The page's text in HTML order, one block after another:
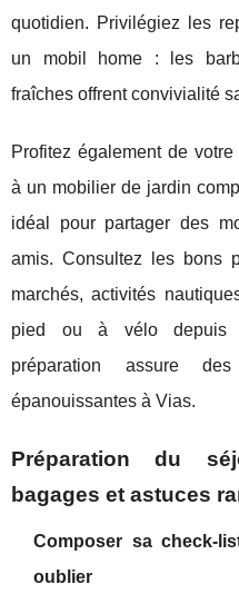
quotidien. Privilégiez les
un mobil home : les
fraîches offrent convivialité
Profitez également de
à un mobilier de jardin
idéal pour partager des
amis. Consultez les bons
marchés, activités
pied ou à vélo depuis
préparation assure
épanouissantes à Vias.
Préparation du
bagages et astuces
Composer sa check-
oublier